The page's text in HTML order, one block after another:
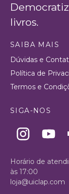
livros.
SAIBA MAIS
Dúvidas e
Política de
Termos e
SIGA-NOS
Horário de
às 17:00
loja@uiclap.com